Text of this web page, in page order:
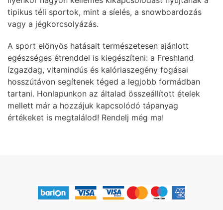
tipikus téli sportok, mint a síelés, a snowboardozás
vagy a jégkorcsolyázás.
A sport előnyös hatásait természetesen ajánlott
egészséges étrenddel is kiegészíteni: a Freshland
ízgazdag, vitamindús és kalóriaszegény fogásai
hosszútávon segítenek téged a legjobb formádban
tartani. Honlapunkon az általad összeállított ételek
mellett már a hozzájuk kapcsolódó tápanyag
értékeket is megtalálod! Rendelj még ma!